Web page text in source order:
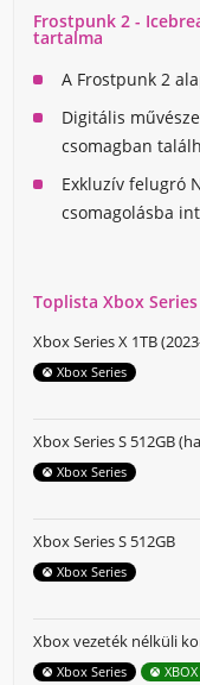
Frostpunk 2 -
tartalma
A Frostpunk 2
Digitális
csomagban
Exkluzív felugró
csomagolásba
Toplista Xbox
Xbox Series X 1TB
Xbox Series
Xbox Series S 512GB
Xbox Series
Xbox Series S 512GB
Xbox Series
Xbox vezeték nélküli
Xbox Series